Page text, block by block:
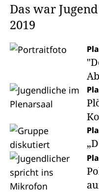
Das war
2019